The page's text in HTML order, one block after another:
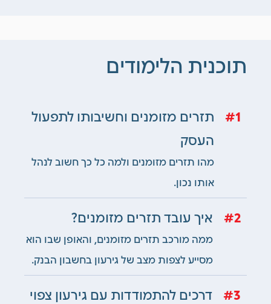
תוכנית הלימודים
1
תזרים מזומנים וחשיבותו לתפעול
העסק
מהו תזרים מזומנים ולמה כל כך חשוב לנהל
אותו נכון.
2 איך עובד תזרים מזומנים?
ממה מורכב תזרים מזומנים, והאופן שבו הוא
מסייע לצפות מצב של גירעון בחשבון הבנק.
3 דרכים להתמודדות עם גירעון צפוי